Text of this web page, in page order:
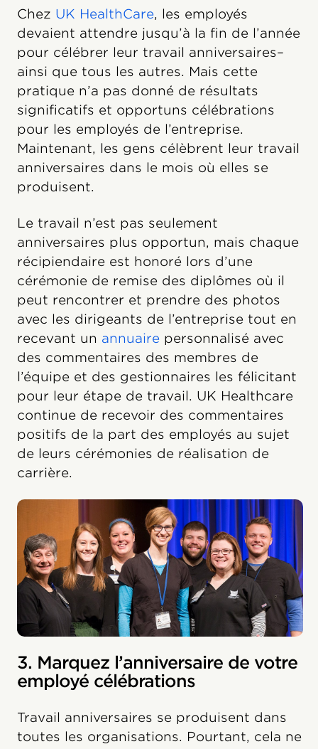
Chez UK HealthCare, les employés
devaient attendre jusqu’à la fin de l’année
pour célébrer leur travail anniversaires–
ainsi que tous les autres. Mais cette
pratique n’a pas donné de résultats
significatifs et opportuns célébrations
pour les employés de l’entreprise.
Maintenant, les gens célèbrent leur travail
anniversaires dans le mois où elles se
produisent.
Le travail n’est pas seulement
anniversaires plus opportun, mais chaque
récipiendaire est honoré lors d’une
cérémonie de remise des diplômes où il
peut rencontrer et prendre des photos
avec les dirigeants de l’entreprise tout en
recevant un annuaire personnalisé avec
des commentaires des membres de
l’équipe et des gestionnaires les félicitant
pour leur étape de travail. UK Healthcare
continue de recevoir des commentaires
positifs de la part des employés au sujet
de leurs cérémonies de réalisation de
carrière.
3. Marquez l’anniversaire de votre
employé célébrations
Travail anniversaires se produisent dans
toutes les organisations. Pourtant, cela ne